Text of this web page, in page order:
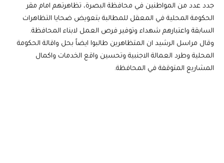
جدد عدد من المواطنين في محافظة البصرة، تظاهرتهم امام مقر
الحكومة المحلية في المعقل للمطالبة بتعويض ضحايا التظاهرات
السابقة واعتبارهم شهداء وتوفير فرص العمل لابناء المحافظة.
وقال مراسل الرشيد ان المتظاهرين طالبوا ايضاً بحل واقالة الحكومة
المحلية وطرد العمالة الاجنبية وتحسين واقع الخدمات واكمال
المشاريع المتوقفة في المحافظة.